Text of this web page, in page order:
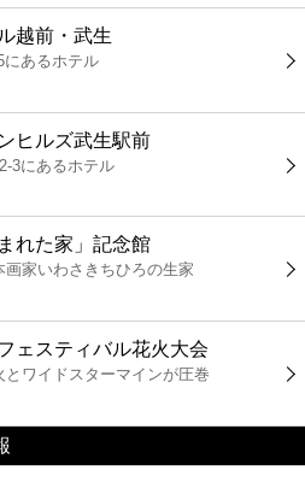
越前・武生
にあるホテル
ヒルズ武生駅前
3にあるホテル
れた家」記念館
画家いわさきちひろの生家
ェスティバル花火大会
とワイドスターマインが圧巻